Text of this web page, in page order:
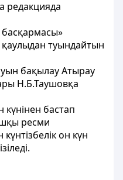
редакцияда
қаулыдан туындайтын
бақылау Атырау
Н.Б.Таушовқа
бастап
ресми
күнтізбелік он күн